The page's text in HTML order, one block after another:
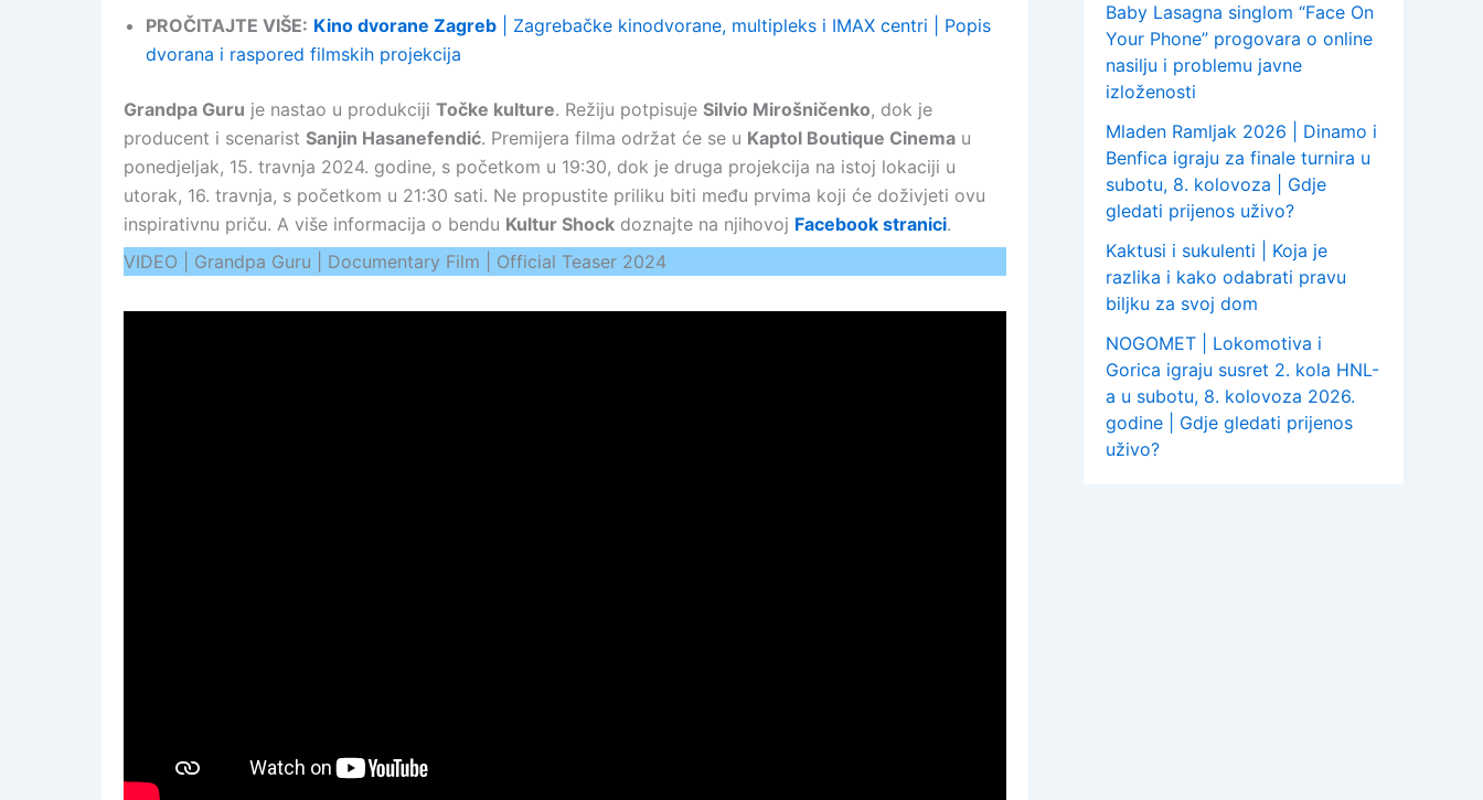
PROČITAJTE VIŠE: Kino dvorane Zagreb | Zagrebačke kinodvorane, multipleks i IMAX centri | Popis
dvorana i raspored filmskih projekcija
Grandpa Guru je nastao u produkciji Točke kulture. Režiju potpisuje Silvio Mirošničenko, dok je
producent i scenarist Sanjin Hasanefendić. Premijera filma održat će se u Kaptol Boutique Cinema u
ponedjeljak, 15. travnja 2024. godine, s početkom u 19:30, dok je druga projekcija na istoj lokaciji u
utorak, 16. travnja, s početkom u 21:30 sati. Ne propustite priliku biti među prvima koji će doživjeti ovu
inspirativnu priču. A više informacija o bendu Kultur Shock doznajte na njihovoj Facebook stranici.
VIDEO | Grandpa Guru | Documentary Film | Official Teaser 2024
Baby Lasagna singlom “Face On
Your Phone” progovara o online
nasilju i problemu javne
izloženosti
Mladen Ramljak 2026 | Dinamo i
Benfica igraju za finale turnira u
subotu, 8. kolovoza | Gdje
gledati prijenos uživo?
Kaktusi i sukulenti | Koja je
razlika i kako odabrati pravu
biljku za svoj dom
NOGOMET | Lokomotiva i
Gorica igraju susret 2. kola HNL-
a u subotu, 8. kolovoza 2026.
godine | Gdje gledati prijenos
uživo?